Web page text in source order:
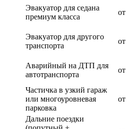
Эвакуатор для седана
премиум класса
Эвакуатор для другого
транспорта
Аварийный на ДТП для
автотранспорта
Частичка в узкий гараж
или многоуровневая
парковка
Дальние поездки